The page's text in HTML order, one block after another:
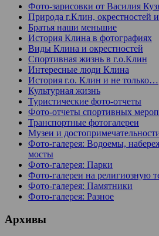
Фото-зарисовки от Василия
Природа г.Клин, окрестностей
Братья наши меньшие
История Клина в фотографиях
Виды Клина и окрестностей
Спортивная жизнь в г.о.Клин
Интересные люди Клина
История г.о. Клин и не только…
Культурная жизнь
Туристические фото-отчеты
Фото-отчеты спортивных
Транспортные фотогалереи
Музеи и
Фото-галерея: Водоемы,
мосты
Фото-галерея: Парки
Фото-галереи на религиозную
Фото-галерея: Памятники
Фото-галерея: Разное
Архивы